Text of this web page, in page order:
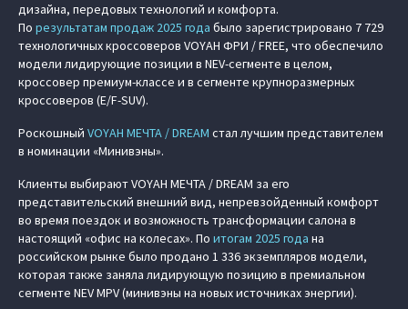
дизайна, передовых технологий и комфорта.
По результатам продаж 2025 года было зарегистрировано 7 729
технологичных кроссоверов VOYAH ФРИ / FREE, что обеспечило
модели лидирующие позиции в NEV-сегменте в целом,
кроссовер премиум-классе и в сегменте крупноразмерных
кроссоверов (E/F-SUV).
Роскошный VOYAH МЕЧТА / DREAM стал лучшим представителем
в номинации «Минивэны».
Клиенты выбирают VOYAH МЕЧТА / DREAM за его
представительский внешний вид, непревзойденный комфорт
во время поездок и возможность трансформации салона в
настоящий «офис на колесах». По итогам 2025 года на
российском рынке было продано 1 336 экземпляров модели,
которая также заняла лидирующую позицию в премиальном
сегменте NEV MPV (минивэны на новых источниках энергии).